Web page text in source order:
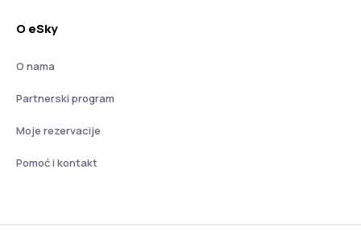
O eSky
O nama
Partnerski program
Moje rezervacije
Pomoć i kontakt